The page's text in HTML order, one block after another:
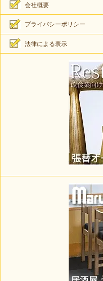
会社概要
プライバシーポリシー
法律による表示